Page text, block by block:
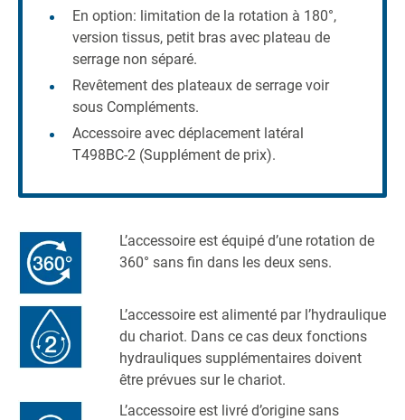
En option: limitation de la rotation à 180°,
version tissus, petit bras avec plateau de
serrage non séparé.
Revêtement des plateaux de serrage voir
sous Compléments.
Accessoire avec déplacement latéral
T498BC-2 (Supplément de prix).
L’accessoire est équipé d’une rotation de
360° sans fin dans les deux sens.
L’accessoire est alimenté par l’hydraulique
du chariot. Dans ce cas deux fonctions
hydrauliques supplémentaires doivent
être prévues sur le chariot.
L’accessoire est livré d’origine sans